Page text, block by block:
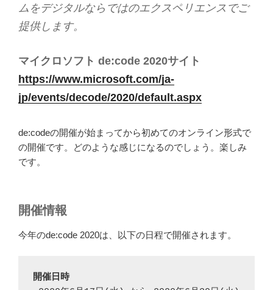
ムをデジタルならではのエクスペリエンスでご
提供します。
マイクロソフト de:code 2020サイト
https://www.microsoft.com/ja-
jp/events/decode/2020/default.aspx
de:codeの開催が始まってから初めてのオンライン形式で
の開催です。どのような感じになるのでしょう。楽しみ
です。
開催情報
今年のde:code 2020は、以下の日程で開催されます。
開催日時